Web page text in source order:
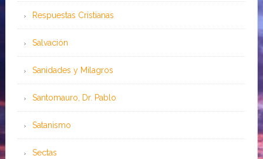
Respuestas Cristianas
Salvación
Sanidades y Milagros
Santomauro, Dr. Pablo
Satanismo
Sectas